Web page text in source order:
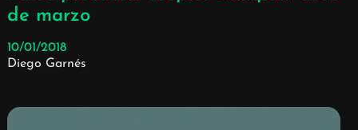
de marzo
10/01/2018
Diego Garnés